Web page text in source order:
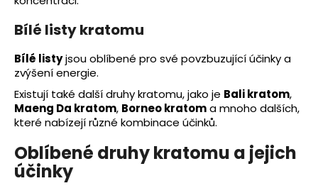
Bílé listy kratomu
Bílé listyjsou oblíbené pro své povzbuzující účinky a
zvýšení energie.
Existují také další druhy kratomu, jako je Bali kratom,
Maeng Da kratom, Borneo kratoma mnoho dalších,
které nabízejí různé kombinace účinků.
Oblíbené druhy kratomu a jejich
účinky